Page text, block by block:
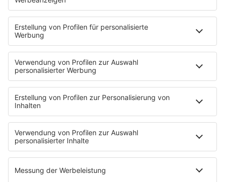
Kontakt
Newsletter
Über ROCK FM
Jobs & Praktika
Pressekontakt
Presse & Downloads
Verkehr
Wetter
EMPFANG
Übersicht
ROCK FM App
Partner
radio.de